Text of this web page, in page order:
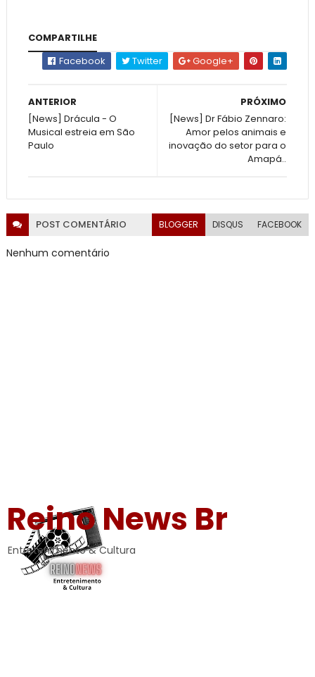
COMPARTILHE
Facebook
Twitter Google+
PRÓXIMO
[News] Dr Fábio Zennaro:
Amor pelos animais e
inovação do setor para o
Amapá..
ANTERIOR
[News] Drácula - O
Musical estreia em São
Paulo
POST COMENTÁRIO BLOGGER DISQUS FACEBOOK
Nenhum comentário
Reino News Br
Entretenimento & Cultura